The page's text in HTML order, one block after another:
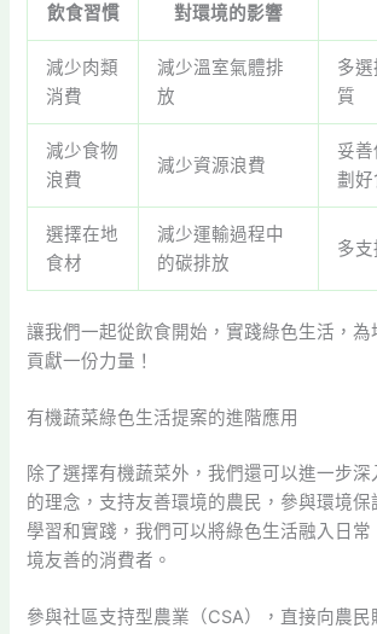
飲食習慣 對環境的影響
減少肉類
消費
減少溫室氣體排
放
多
質
減少食物
浪費
減少資源浪費
妥
劃好
選擇在地
食材
減少運輸過程中
的碳排放
多
讓我們一起從飲食開始，實踐綠色生活，為
貢獻一份力量！
有機蔬菜綠色生活提案的進階應用
除了選擇有機蔬菜外，我們還可以進一步
的理念，支持友善環境的農民，參與環境保
學習和實踐，我們可以將綠色生活融入日常
境友善的消費者。
參與社區支持型農業（CSA），直接向農民